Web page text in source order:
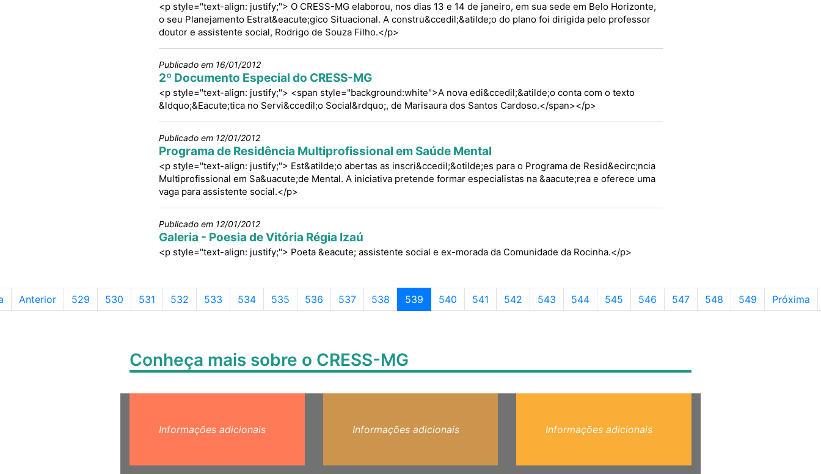
<p style="text-align: justify;"> O CRESS-MG elaborou, nos dias 13 e 14 de janeiro, em sua sede em Belo Horizonte,
o seu Planejamento Estrat&eacute;gico Situacional. A constru&ccedil;&atilde;o do plano foi dirigida pelo professor
doutor e assistente social, Rodrigo de Souza Filho.</p>
Publicado em 16/01/2012
2º Documento Especial do CRESS-MG
<p style="text-align: justify;"> <span style="background:white">A nova edi&ccedil;&atilde;o conta com o texto
&ldquo;&Eacute;tica no Servi&ccedil;o Social&rdquo;, de Marisaura dos Santos Cardoso.</span></p>
Publicado em 12/01/2012
Programa de Residência Multiprofissional em Saúde Mental
<p style="text-align: justify;"> Est&atilde;o abertas as inscri&ccedil;&otilde;es para o Programa de Resid&ecirc;ncia
Multiprofissional em Sa&uacute;de Mental. A iniciativa pretende formar especialistas na &aacute;rea e oferece uma
vaga para assistente social.</p>
Publicado em 12/01/2012
Galeria - Poesia de Vitória Régia Izaú
<p style="text-align: justify;"> Poeta &eacute; assistente social e ex-morada da Comunidade da Rocinha.</p>
Page navigation
Anterior Página
529 Página
530 Página
531 Página
532 Página
533 Página
534 Página
535 Página
536 Página
537 Página
538 Página atual
539 Página
540 Página
541 Página
542 Página
543 Página
544 Página
545 Página
546 Página
547 Página
548 Página
549 Próxima
Conheça mais sobre o CRESS-MG
Informações adicionais Informações adicionais Informações adicionais